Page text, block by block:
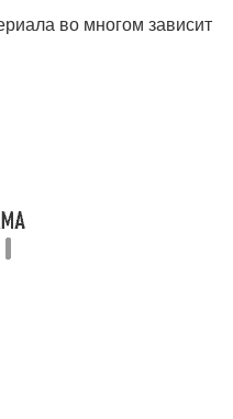
во многом зависит